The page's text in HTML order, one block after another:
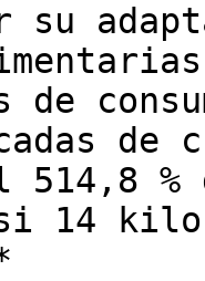
su
de
de
514,8
14